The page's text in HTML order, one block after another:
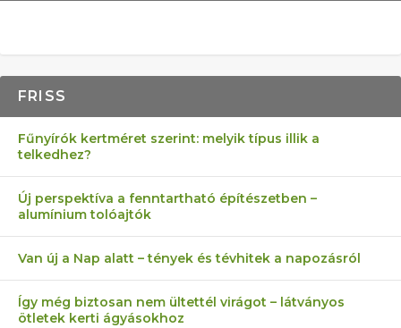
FRISS
Fűnyírók kertméret szerint: melyik típus illik a
telkedhez?
Új perspektíva a fenntartható építészetben –
alumínium tolóajtók
Van új a Nap alatt – tények és tévhitek a napozásról
Így még biztosan nem ültettél virágot – látványos
ötletek kerti ágyásokhoz